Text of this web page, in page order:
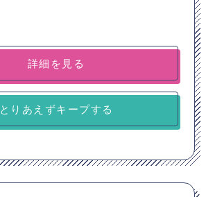
詳細を見る
とりあえずキープする